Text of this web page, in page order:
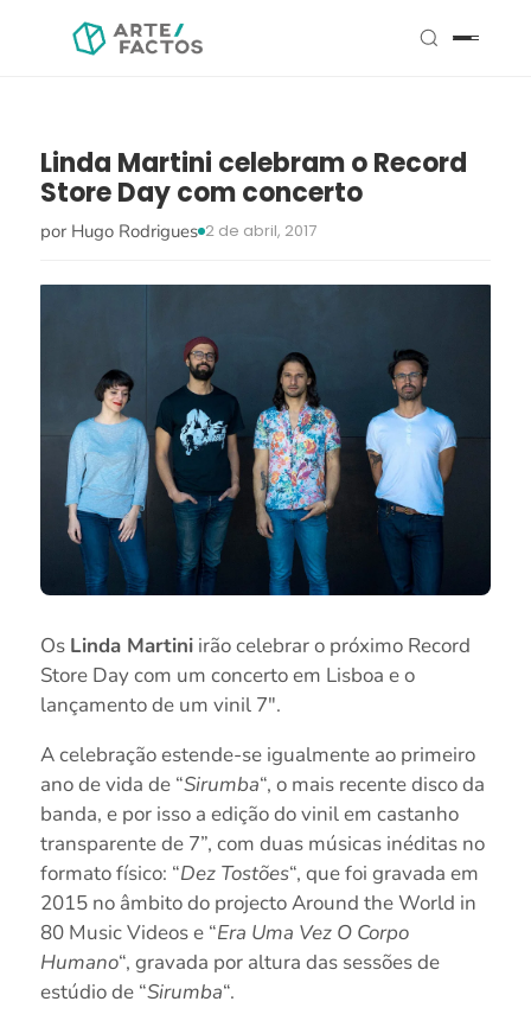
Linda Martini celebram o Record
Store Day com concerto
por Hugo Rodrigues 2 de abril, 2017
Os Linda Martiniirão celebrar o próximo Record
Store Day com um concerto em Lisboa e o
lançamento de um vinil 7″.
A celebração estende-se igualmente ao primeiro
ano de vida de “Sirumba“, o mais recente disco da
banda, e por isso a edição do vinil em castanho
transparente de 7”, com duas músicas inéditas no
formato físico: “Dez Tostões“, que foi gravada em
2015 no âmbito do projecto Around the World in
80 Music Videos e “Era Uma Vez O Corpo
Humano“, gravada por altura das sessões de
estúdio de “Sirumba“.